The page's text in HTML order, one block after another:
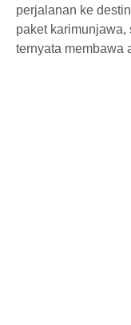
perjalanan ke
paket karimunjawa,
ternyata membawa